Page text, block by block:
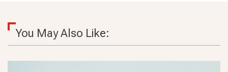
You May Also Like: